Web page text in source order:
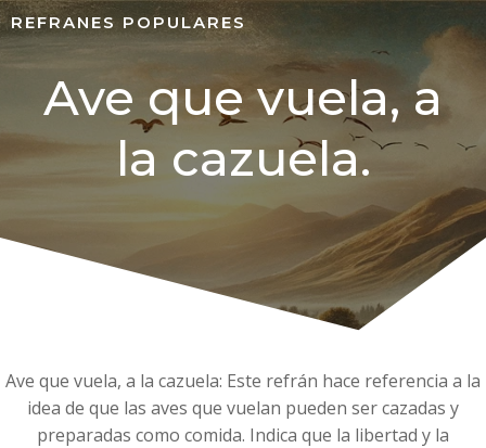
REFRANES POPULARES
Ave que vuela, a
la cazuela.
Ave que vuela, a la cazuela: Este refrán hace referencia a la
idea de que las aves que vuelan pueden ser cazadas y
preparadas como comida. Indica que la libertad y la